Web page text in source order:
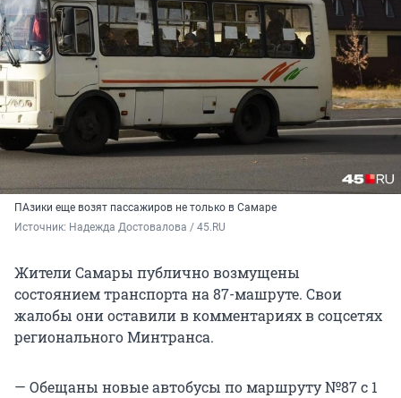
ПАзики еще возят пассажиров не только в Самаре
Источник: Надежда Достовалова / 45.RU
Жители Самары публично возмущены
состоянием транспорта на 87-машруте. Свои
жалобы они оставили в комментариях в соцсетях
регионального Минтранса.
— Обещаны новые автобусы по маршруту №87 с 1